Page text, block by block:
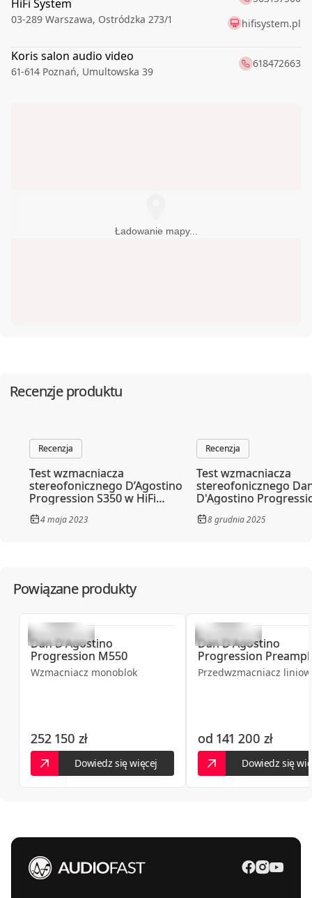
Ładowanie mapy...
HiFi System
03-289 Warszawa, Ostródzka 273/1
hifisystem.pl
Koris salon audio video
61-614 Poznań, Umultowska 39
618472663
Recenzje produktu
Recenzja
4 maja 2023
Test wzmacniacza
stereofonicznego D’Agostino
Progression S350 w HiFi
News
Recenzja
8 grudnia 2025
Test wzmacniacza
stereofonicznego
D'Agostino
w Hifi Statement
Powiązane produkty
Dan D'Agostino
Progression M550
Wzmacniacz monoblok
252 150 zł
Dowiedz się więcej
Dan D'Agostino
Progression
Przedwzmacniacz
od 141 200 zł
Dowiedz się